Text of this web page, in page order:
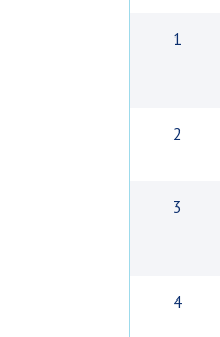
1
2
3
4